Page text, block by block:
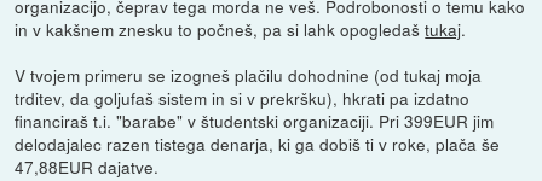
organizacijo, čeprav tega morda ne veš. Podrobonosti o temu kako
in v kakšnem znesku to počneš, pa si lahk opogledaštukaj.
V tvojem primeru se izogneš plačilu dohodnine (od tukaj moja
trditev, da goljufaš sistem in si v prekršku), hkrati pa izdatno
financiraš t.i. "barabe" v študentski organizaciji. Pri 399EUR jim
delodajalec razen tistega denarja, ki ga dobiš ti v roke, plača še
47,88EUR dajatve.